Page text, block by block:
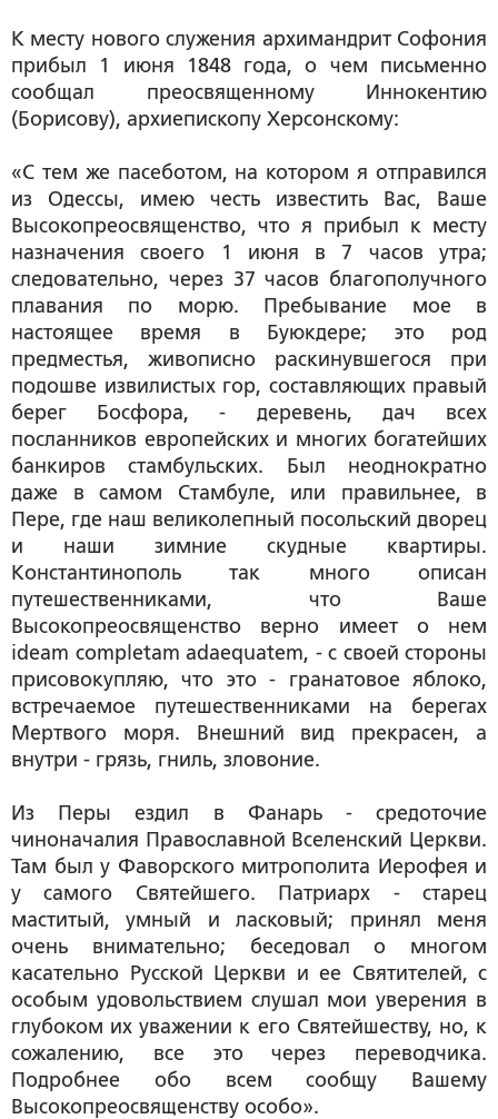
К месту нового служения архимандрит Софония
прибыл 1 июня 1848 года, о чем письменно
сообщал преосвященному Иннокентию
(Борисову), архиепископу Херсонскому:
«С тем же пасеботом, на котором я отправился
из Одессы, имею честь известить Вас, Ваше
Высокопреосвященство, что я прибыл к месту
назначения своего 1 июня в 7 часов утра;
следовательно, через 37 часов благополучного
плавания по морю. Пребывание мое в
настоящее время в Буюкдере; это род
предместья, живописно раскинувшегося при
подошве извилистых гор, составляющих правый
берег Босфора, - деревень, дач всех
посланников европейских и многих богатейших
банкиров стамбульских. Был неоднократно
даже в самом Стамбуле, или правильнее, в
Пере, где наш великолепный посольский дворец
и наши зимние скудные квартиры.
Константинополь так много описан
путешественниками, что Ваше
Высокопреосвященство верно имеет о нем
ideam completam adaequatem, - с своей стороны
присовокупляю, что это - гранатовое яблоко,
встречаемое путешественниками на берегах
Мертвого моря. Внешний вид прекрасен, а
внутри - грязь, гниль, зловоние.
Из Перы ездил в Фанарь - средоточие
чиноначалия Православной Вселенский Церкви.
Там был у Фаворского митрополита Иерофея и
у самого Святейшего. Патриарх - старец
маститый, умный и ласковый; принял меня
очень внимательно; беседовал о многом
касательно Русской Церкви и ее Святителей, с
особым удовольствием слушал мои уверения в
глубоком их уважении к его Святейшеству, но, к
сожалению, все это через переводчика.
Подробнее обо всем сообщу Вашему
Высокопреосвященству особо».